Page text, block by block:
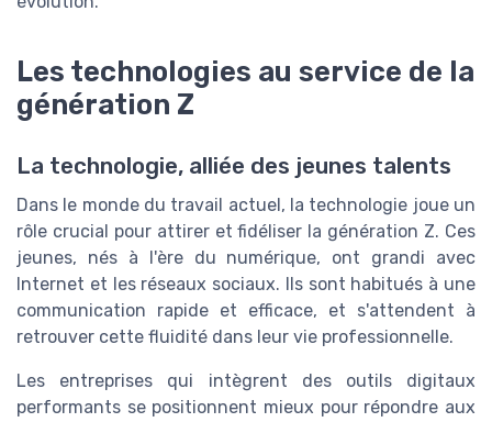
Les technologies au service de la
génération Z
La technologie, alliée des jeunes talents
Dans le monde du travail actuel, la technologie joue un
rôle crucial pour attirer et fidéliser la génération Z. Ces
jeunes, nés à l'ère du numérique, ont grandi avec
Internet et les réseaux sociaux. Ils sont habitués à une
communication rapide et efficace, et s'attendent à
retrouver cette fluidité dans leur vie professionnelle.
Les entreprises qui intègrent des outils digitaux
performants se positionnent mieux pour répondre aux